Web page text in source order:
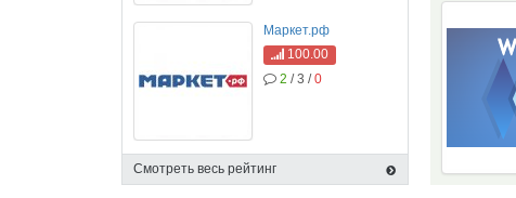
Маркет.рф
100.00
2 / 3 /0
Смотреть весь рейтинг